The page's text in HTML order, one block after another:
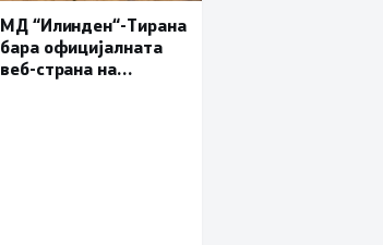
МД “Илинден“-Тирана
бара официјалната
веб-страна на